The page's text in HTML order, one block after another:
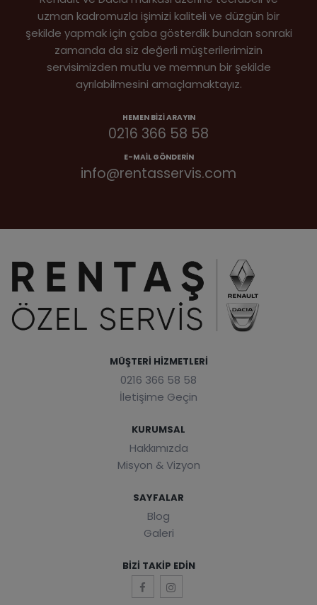
uzman kadromuzla işimizi kaliteli ve düzgün bir
şekilde yapmak için çaba gösterdik bundan sonraki
zamanda da siz değerli müşterilerimizin
servisimizden mutlu ve memnun bir şekilde
ayrılabilmesini amaçlamaktayız.
HEMEN BIZI ARAYIN
0216 366 58 58
E-MAIL GÖNDERIN
info@rentasservis.com
MÜŞTERI HIZMETLERI
0216 366 58 58
İletişime Geçin
KURUMSAL
Hakkımızda
Misyon & Vizyon
SAYFALAR
Blog
Galeri
BIZI TAKIP EDIN